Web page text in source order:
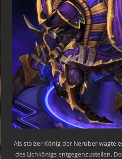
Als stolzer König der Neruber wagte
des Lichkönigs entgegenzustellen.